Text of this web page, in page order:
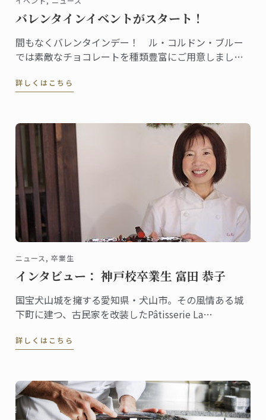
バレンタインイベントがスタート！
間もなくバレンタインデー！ ル・コルドン・ブルー
では素敵なチョコレートを種類豊富にご用意しまし
ートの販促イベントが行われ、東京校・神戸校のシェ
詳しくはこちら
ニュース, 卒業生
インタビュー： 神戸校卒業生 富田 恭子
国宝犬山城を擁する愛知県・犬山市。その風情ある城
下町に建つ、古民家を改装したPâtisserie La
営業にもかかわらず常連客に加えて県外からもファン
詳しくはこちら